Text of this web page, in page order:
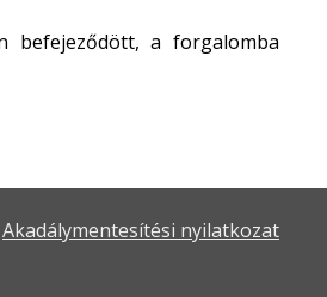
befejeződött, a forgalomba
Akadálymentesítési nyilatkozat